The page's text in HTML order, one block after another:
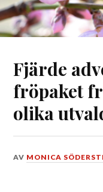
Fjärde
fröpaket
olika
DEN
AV MONICA